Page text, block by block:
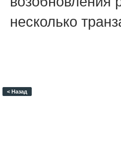
несколько
< Назад